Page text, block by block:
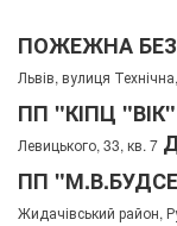
ПОЖЕЖНА
Львів, вулиця
ПП "КІПЦ "ВІК"
Левицького, 33, кв. 7
ПП
Жидачівський район,